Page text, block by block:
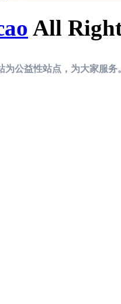
All
为公益性站点，为大家服